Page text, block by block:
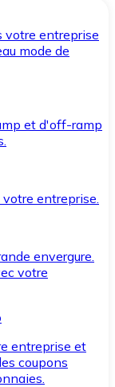
votre entreprise
mode de
et d'off-ramp
entreprise.
envergure.
votre
entreprise et
coupons